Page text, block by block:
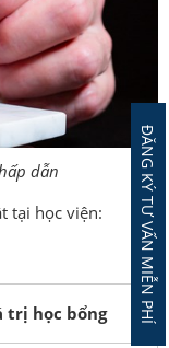
dẫn
tại học viện:
trị học bổng ĐĂNG KÝ TƯ VẤN MIỄN PHÍ